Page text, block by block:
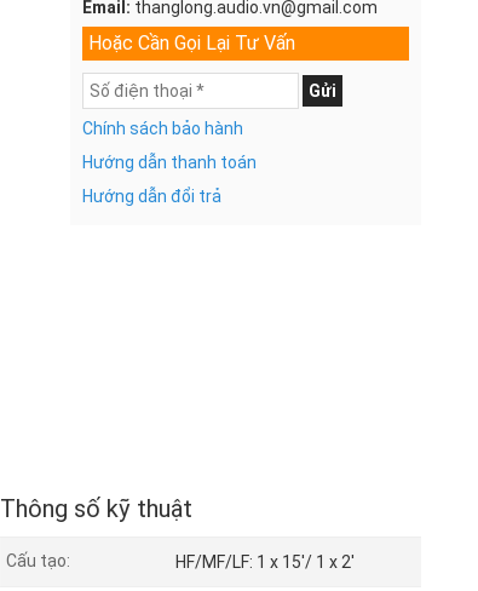
Email: thanglong.audio.vn@gmail.com
Hoặc Cần Gọi Lại Tư Vấn
Gửi
Chính sách bảo hành
Hướng dẫn thanh toán
Hướng dẫn đổi trả
Thông số kỹ thuật
Cấu tạo: HF/MF/LF: 1 x 15'/ 1 x 2'